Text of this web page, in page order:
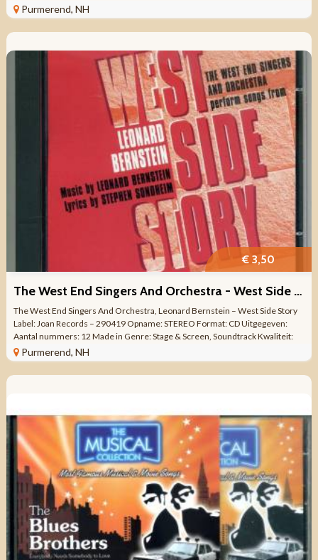
Opname: STEREO ...
Purmerend, NH
€ 3,50
The West End Singers And Orchestra - West Side Story ZGAN
The West End Singers And Orchestra, Leonard Bernstein – West Side Story
Label: Joan Records – 290419 Opname: STEREO Format: CD Uitgegeven:
Aantal nummers: 12 Made in Genre: Stage & Screen, Soundtrack Kwaliteit:
ZO ...Purmerend, NH